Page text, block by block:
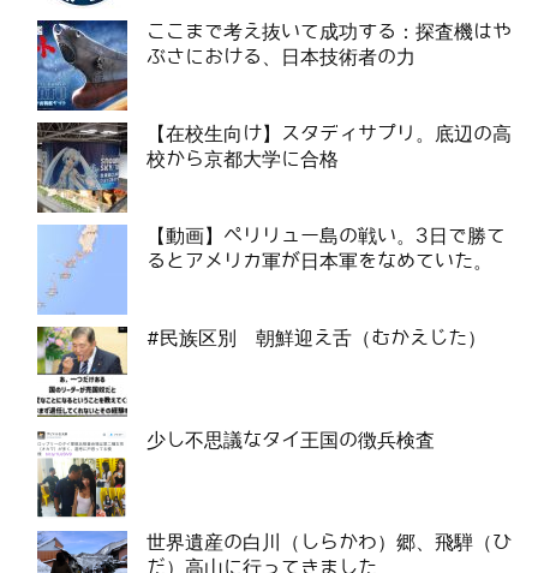
ここまで考え抜いて成功する：探査機はや
ぶさにおける、日本技術者の力
【在校生向け】スタディサプリ。底辺の高
校から京都大学に合格
【動画】ペリリュー島の戦い。3日で勝て
るとアメリカ軍が日本軍をなめていた。
#民族区別 朝鮮迎え舌（むかえじた）
少し不思議なタイ王国の徴兵検査
世界遺産の白川（しらかわ）郷、飛騨（ひ
だ）高山に行ってきました